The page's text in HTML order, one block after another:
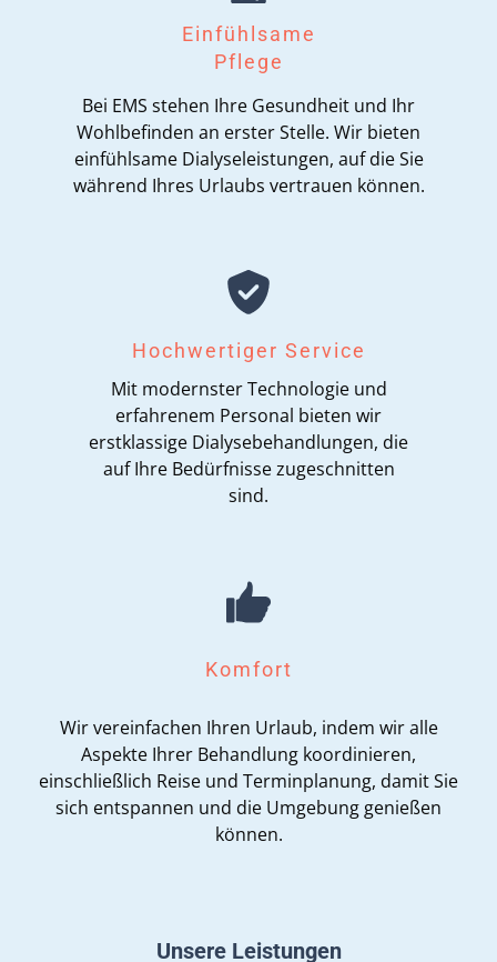
Einfühlsame
Pflege
Bei EMS stehen Ihre Gesundheit und Ihr
Wohlbefinden an erster Stelle. Wir bieten
einfühlsame Dialyseleistungen, auf die Sie
während Ihres Urlaubs vertrauen können.
Hochwertiger Service
Mit modernster Technologie und
erfahrenem Personal bieten wir
erstklassige Dialysebehandlungen, die
auf Ihre Bedürfnisse zugeschnitten
sind.
Komfort
Wir vereinfachen Ihren Urlaub, indem wir alle
Aspekte Ihrer Behandlung koordinieren,
einschließlich Reise und Terminplanung, damit Sie
sich entspannen und die Umgebung genießen
können.
Unsere Leistungen